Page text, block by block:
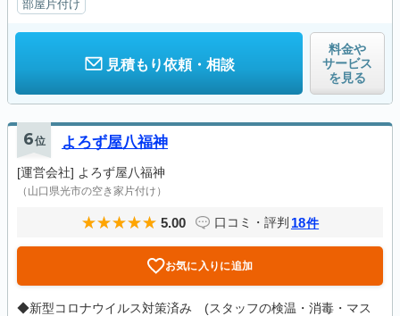
部屋片付け
見積もり依頼・相談
料金や
サービス
を見る
6位 よろず屋八福神
[運営会社] よろず屋八福神
（山口県光市の空き家片付け）
5.00 口コミ・評判 18件
お気に入りに追加
◆新型コロナウイルス対策済み (スタッフの検温・消毒・マス